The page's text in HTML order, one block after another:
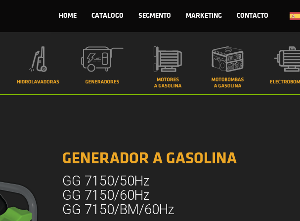
HOME CATALOGO SEGMENTO MARKETING CONTACTO
GENERADOR A GASOLINA
GG 7150/50Hz
GG 7150/60Hz
GG 7150/BM/60Hz